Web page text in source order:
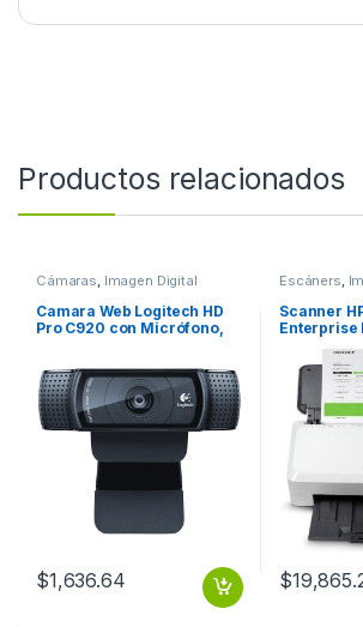
Productos relacionados
Cámaras, Imagen Digital
Camara Web Logitech HD
Pro C920 con Micrófono,
1080P FOTO 15MP LENTE
CARL ZEISS
$1,636.64
Escáners,
Scanner
Enterprise
Color,
USB,
$